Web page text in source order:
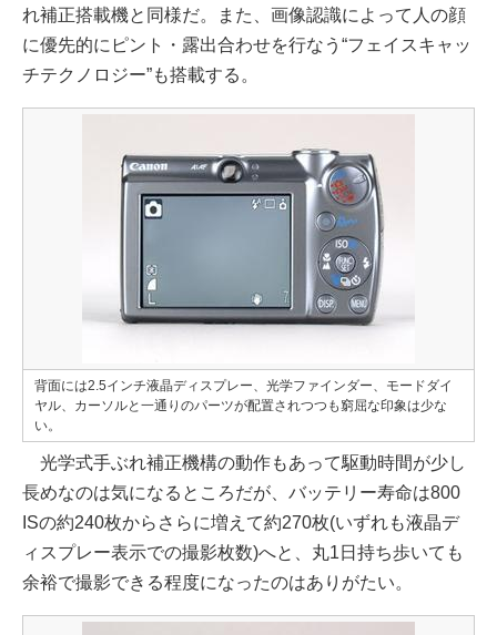
れ補正搭載機と同様だ。また、画像認識によって人の顔
に優先的にピント・露出合わせを行なう“フェイスキャッ
チテクノロジー”も搭載する。
背面には2.5インチ液晶ディスプレー、光学ファインダー、モードダイ
ヤル、カーソルと一通りのパーツが配置されつつも窮屈な印象は少な
い。
光学式手ぶれ補正機構の動作もあって駆動時間が少し
長めなのは気になるところだが、バッテリー寿命は800
ISの約240枚からさらに増えて約270枚(いずれも液晶デ
ィスプレー表示での撮影枚数)へと、丸1日持ち歩いても
余裕で撮影できる程度になったのはありがたい。